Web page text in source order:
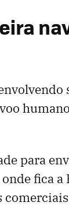
para
fica